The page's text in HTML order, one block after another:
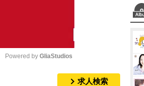
Powered by GliaStudios
求人検索